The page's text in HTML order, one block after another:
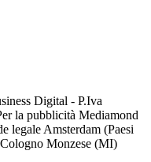
Digital - P.Iva
la pubblicità Mediamond
legale Amsterdam (Paesi
Monzese (MI)